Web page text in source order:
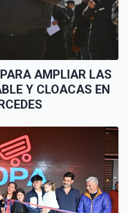
AMPLIAR LAS
Y CLOACAS EN